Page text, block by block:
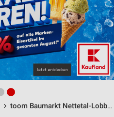
toom Baumarkt Nettetal-Lobberich / Van-der-Upwich-Straße 1 - Öffnungszeiten & Adresse